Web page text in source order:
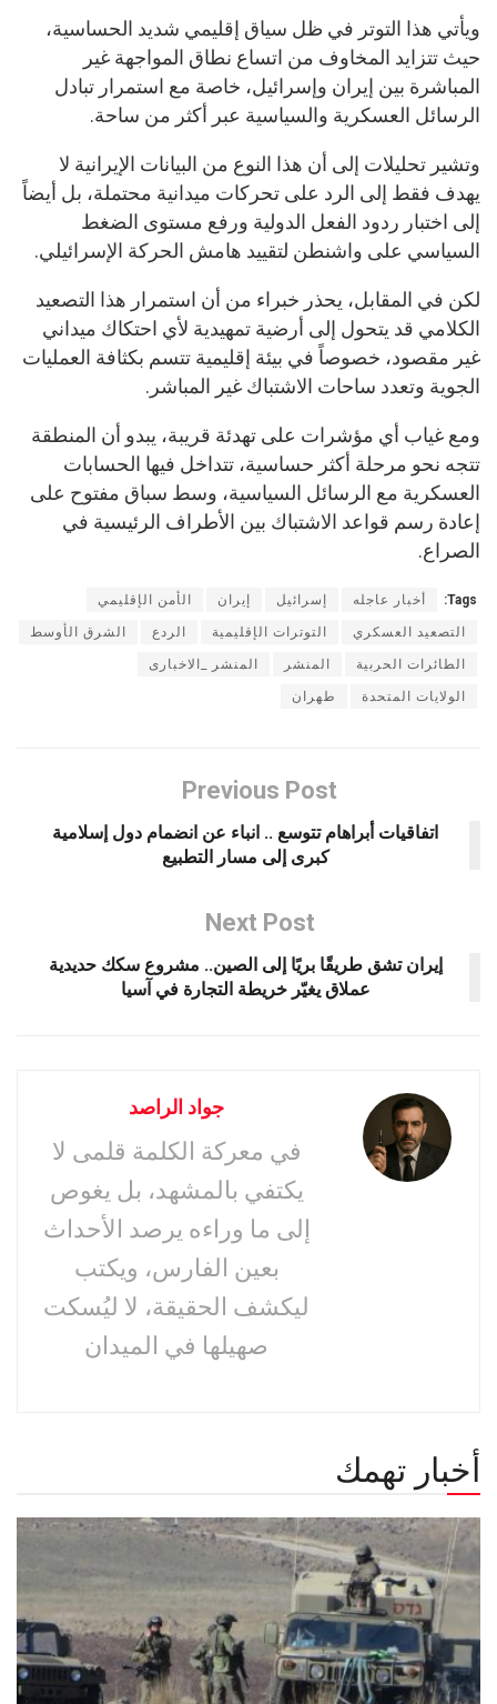
ويأتي هذا التوتر في ظل سياق إقليمي شديد الحساسية،
حيث تتزايد المخاوف من اتساع نطاق المواجهة غير
المباشرة بين إيران وإسرائيل، خاصة مع استمرار تبادل
الرسائل العسكرية والسياسية عبر أكثر من ساحة.
وتشير تحليلات إلى أن هذا النوع من البيانات الإيرانية لا
يهدف فقط إلى الرد على تحركات ميدانية محتملة، بل أيضاً
إلى اختبار ردود الفعل الدولية ورفع مستوى الضغط
السياسي على واشنطن لتقييد هامش الحركة الإسرائيلي.
لكن في المقابل، يحذر خبراء من أن استمرار هذا التصعيد
الكلامي قد يتحول إلى أرضية تمهيدية لأي احتكاك ميداني
غير مقصود، خصوصاً في بيئة إقليمية تتسم بكثافة العمليات
الجوية وتعدد ساحات الاشتباك غير المباشر.
ومع غياب أي مؤشرات على تهدئة قريبة، يبدو أن المنطقة
تتجه نحو مرحلة أكثر حساسية، تتداخل فيها الحسابات
العسكرية مع الرسائل السياسية، وسط سباق مفتوح على
إعادة رسم قواعد الاشتباك بين الأطراف الرئيسية في
الصراع.
Tags: أخبار عاجله إسرائيل إيران الأمن الإقليمي
التصعيد العسكري التوترات الإقليمية الردع الشرق الأوسط
الطائرات الحربية المنشر المنشر _الاخبارى
الولايات المتحدة طهران
Previous Post
اتفاقيات أبراهام تتوسع .. انباء عن انضمام دول إسلامية
كبرى إلى مسار التطبيع
Next Post
إيران تشق طريقًا بريًا إلى الصين.. مشروع سكك حديدية
عملاق يغيّر خريطة التجارة في آسيا
جواد الراصد
في معركة الكلمة قلمى لا
يكتفي بالمشهد، بل يغوص
إلى ما وراءه يرصد الأحداث
بعين الفارس، ويكتب
ليكشف الحقيقة، لا ليُسكت
صهيلها في الميدان
أخبار تهمك